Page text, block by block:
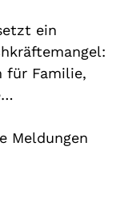
ein
für Familie,
Meldungen